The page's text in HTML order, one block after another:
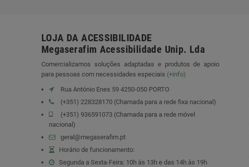
LOJA DA ACESSIBILIDADE
Megaserafim Acessibilidade Unip. Lda
Comercializamos soluções adaptadas e produtos de apoio
para pessoas com necessidades especiais (+info)
Rua António Enes 59 4250-050 PORTO
(+351) 228328170 (Chamada para a rede fixa nacional)
(+351) 936591073 (Chamada para a rede móvel
nacional)
geral@megaserafim.pt
Horário de funcionamento:
Segunda a Sexta-Feira: 10h às 13h e das 14h às 19h